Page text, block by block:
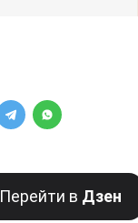
Перейти в Дзен